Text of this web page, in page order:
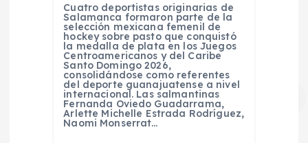
Cuatro deportistas originarias de
Salamanca formaron parte de la
selección mexicana femenil de
hockey sobre pasto que conquistó
la medalla de plata en los Juegos
Centroamericanos y del Caribe
Santo Domingo 2026,
consolidándose como referentes
del deporte guanajuatense a nivel
internacional. Las salmantinas
Fernanda Oviedo Guadarrama,
Arlette Michelle Estrada Rodríguez,
Naomi Monserrat…